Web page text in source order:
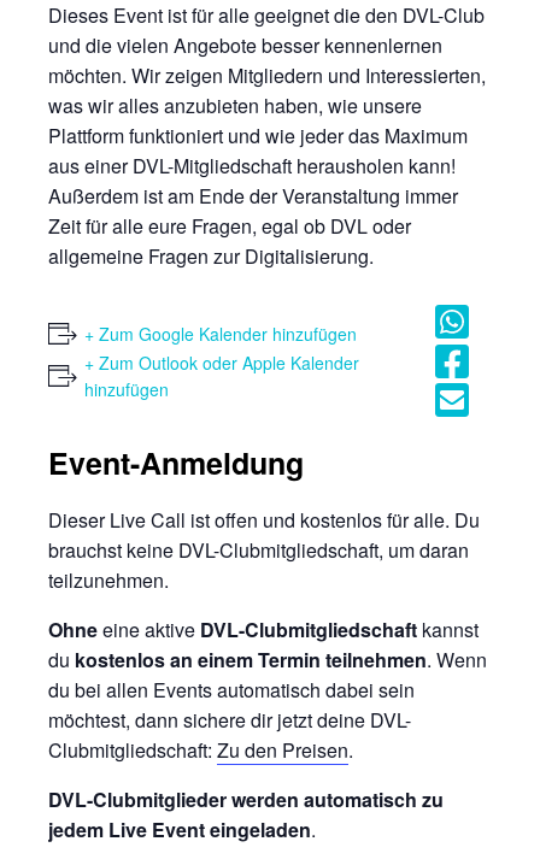
Dieses Event ist für alle geeignet die den DVL-Club
und die vielen Angebote besser kennenlernen
möchten. Wir zeigen Mitgliedern und Interessierten,
was wir alles anzubieten haben, wie unsere
Plattform funktioniert und wie jeder das Maximum
aus einer DVL-Mitgliedschaft herausholen kann!
Außerdem ist am Ende der Veranstaltung immer
Zeit für alle eure Fragen, egal ob DVL oder
allgemeine Fragen zur Digitalisierung.
+ Zum Google Kalender hinzufügen
+ Zum Outlook oder Apple Kalender
hinzufügen
Event-Anmeldung
Dieser Live Call ist offen und kostenlos für alle. Du
brauchst keine DVL-Clubmitgliedschaft, um daran
teilzunehmen.
Ohneeine aktive DVL-Clubmitgliedschaft kannst
du kostenlos an einem Termin teilnehmen. Wenn
du bei allen Events automatisch dabei sein
möchtest, dann sichere dir jetzt deine DVL-
Clubmitgliedschaft: Zu den Preisen.
DVL-Clubmitglieder werden automatisch zu
jedem Live Event eingeladen.